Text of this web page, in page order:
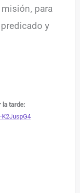
para
y
la tarde: